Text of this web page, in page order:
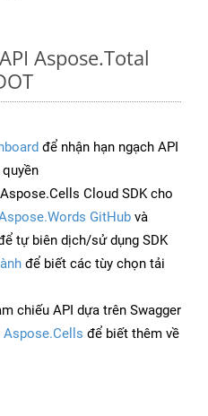
Aspose.Total
để nhận hạn ngạch API
Cloud SDK cho
GitHub và
tự biên dịch/sử dụng SDK
để biết các tùy chọn tải
chiếu API dựa trên Swagger
Aspose.Cells để biết thêm về